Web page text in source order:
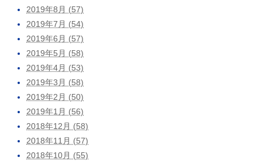
2019年8月 (57)
2019年7月 (54)
2019年6月 (57)
2019年5月 (58)
2019年4月 (53)
2019年3月 (58)
2019年2月 (50)
2019年1月 (56)
2018年12月 (58)
2018年11月 (57)
2018年10月 (55)